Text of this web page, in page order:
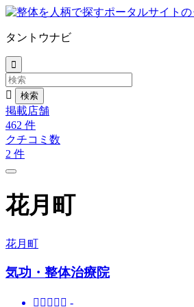
タントウナビ


掲載店舗
462 件
クチコミ数
2 件
花月町
花月町
気功・整体治療院
     -